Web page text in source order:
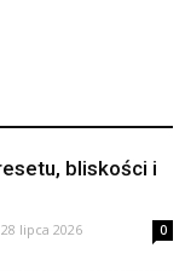
bliskości i
28 lipca 2026 0